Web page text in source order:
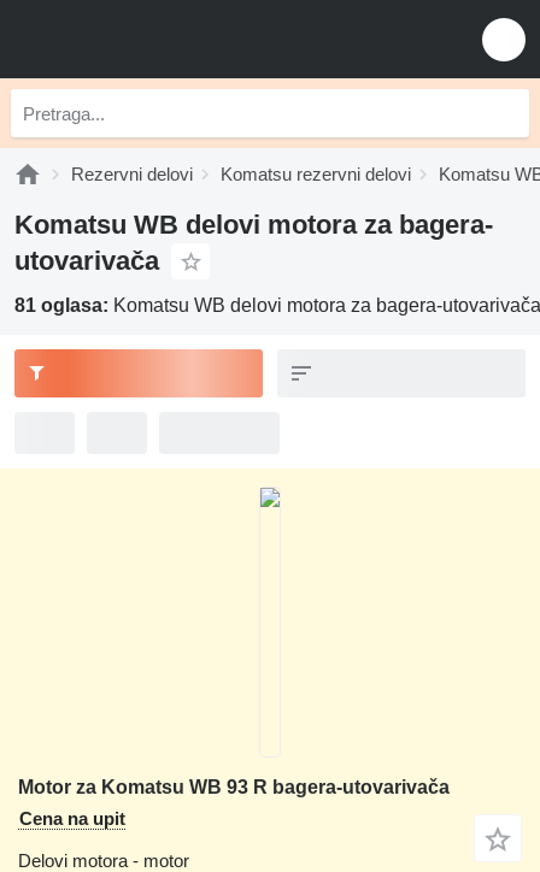
Rezervni delovi Komatsu rezervni delovi Komatsu
Komatsu WB delovi motora za bagerа-
utovarivačа
81 oglasa: Komatsu WB delovi motora za bagerа-utovarivačа
Motor za Komatsu WB 93 R bagera-utovarivača
Cena na upit
Delovi motora - motor